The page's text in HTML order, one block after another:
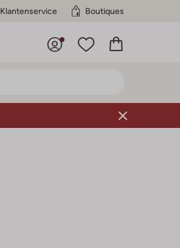
Klantenservice Boutiques